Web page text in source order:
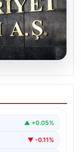
zaman?
beklentisi
▲ +0.05%
▼ -0.11%